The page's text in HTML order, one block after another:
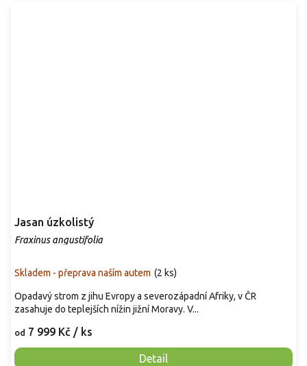
Jasan úzkolistý
Fraxinus angustifolia
Skladem - přeprava naším autem (2 ks)
od 7 999 Kč / ks
Detail
Opadavý strom z jihu Evropy a severozápadní Afriky, v ČR
zasahuje do teplejších nížin jižní Moravy. V...